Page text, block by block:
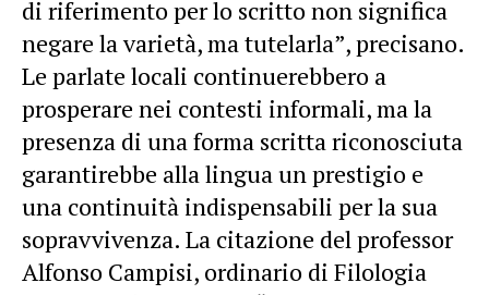
di riferimento per lo scritto non significa
negare la varietà, ma tutelarla”, precisano.
Le parlate locali continuerebbero a
prosperare nei contesti informali, ma la
presenza di una forma scritta riconosciuta
garantirebbe alla lingua un prestigio e
una continuità indispensabili per la sua
sopravvivenza. La citazione del professor
Alfonso Campisi, ordinario di Filologia